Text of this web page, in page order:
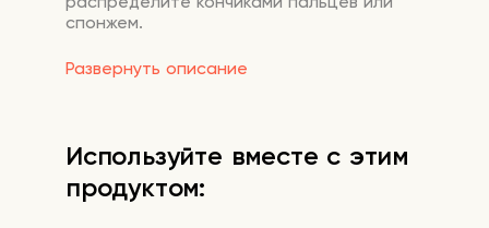
Развернуть описание
спонжем.
Используйте вместе с этим
продуктом: